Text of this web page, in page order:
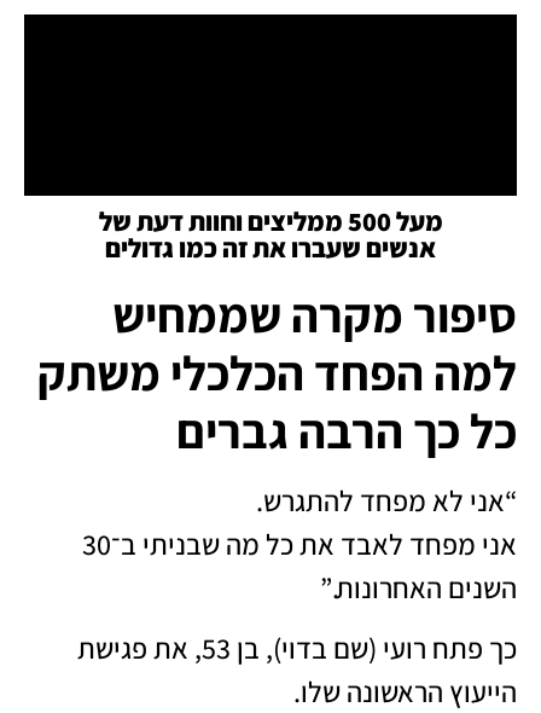
מעל 500 ממליצים וחוות דעת של
אנשים שעברו את זה כמו גדולים
סיפור מקרה שממחיש
למה הפחד הכלכלי משתק
כל כך הרבה גברים
“אני לא מפחד להתגרש.
אני מפחד לאבד את כל מה שבניתי ב־30
השנים האחרונות.”
כך פתח רועי (שם בדוי), בן 53, את פגישת
הייעוץ הראשונה שלו.